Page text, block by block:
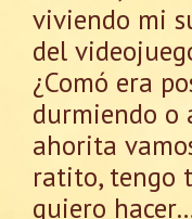
viviendo mi
del
¿Comó era
durmiendo o
ahorita
ratito, tengo
quiero